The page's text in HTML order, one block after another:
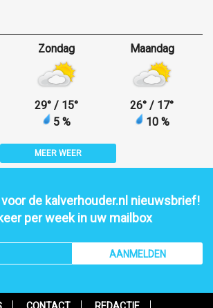
Zondag
29° / 15°
5 %
Maandag
26° / 17°
10 %
MEER WEER
voor de kalverhouder.nl nieuwsbrief!
per week in uw mailbox
AANMELDEN